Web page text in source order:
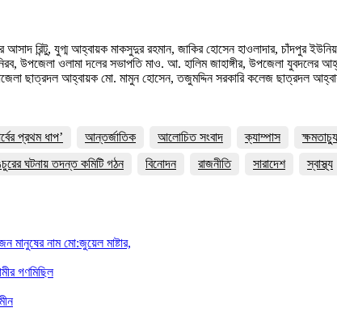
রিন্টু, যুগ্ম আহ্বায়ক মাকসুদুর রহমান, জাকির হোসেন হাওলাদার, চাঁদপুর
উপজেলা ওলামা দলের সভাপতি মাও. আ. হালিম জাহাঙ্গীর, উপজেলা যুবদলের
ছাত্রদল আহ্বায়ক মো. মামুন হোসেন, তজুমদ্দিন সরকারি কলেজ ছাত্রদল
প্রথম ধাপ’ আন্তর্জাতিক আলোচিত সংবাদ ক্যাম্পাস
ঘটনায় তদন্ত কমিটি গঠন বিনোদন রাজনীতি সারাদেশ স্বাস্থ্য
মানুষের নাম মো:জুয়েল মাষ্টার,
গণমিছিল